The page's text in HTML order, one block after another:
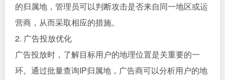
的归属地，管理员可以判断攻击是否来自同一地区或运
营商，从而采取相应的措施。
2. 广告投放优化
广告投放时，了解目标用户的地理位置是关重要的一
环。通过批量查询IP归属地，广告商可以分析用户的地